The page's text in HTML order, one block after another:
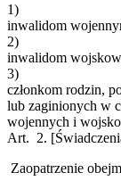
1)
inwalidom
2)
inwalidom
3)
członkom rodzin,
lub zaginionych w
wojennych i
Art. 2.
Zaopatrzenie